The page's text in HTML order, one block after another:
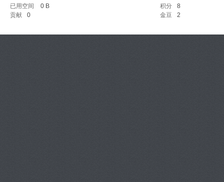
已用空间
0 B 积分
8
贡献
0 金豆 2